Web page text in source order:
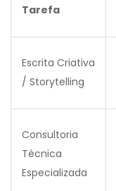
Tarefa
Escrita Criativa
/ Storytelling
Consultoria
Técnica
Especializada